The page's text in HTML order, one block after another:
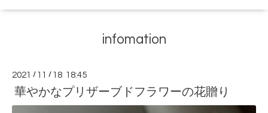
infomation
2021 / 11 / 18 18:45
華やかなプリザーブドフラワーの花贈り